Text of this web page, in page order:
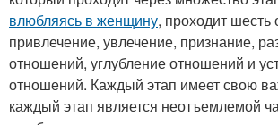
влюбляясь в женщину, проходит шесть
привлечение, увлечение, признание,
отношений, углубление отношений и
отношений. Каждый этап имеет свою
каждый этап является неотъемлемой